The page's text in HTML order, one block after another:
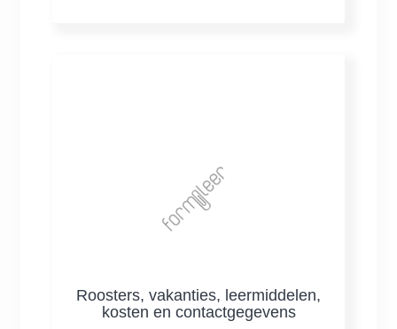
Roosters, vakanties, leermiddelen,
kosten en contactgegevens